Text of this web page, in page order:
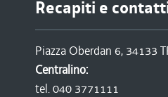
Recapiti e
Piazza Oberdan 6, 34133
Centralino:
tel. 040 3771111